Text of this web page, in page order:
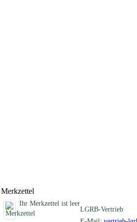
Merkzettel
Ihr Merkzettel ist leer
LGRB-Vertrieb